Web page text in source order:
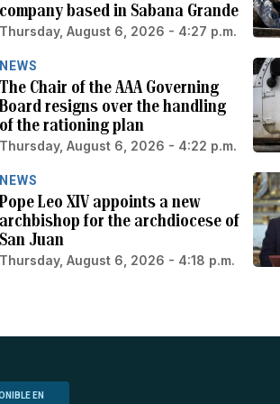
company based in Sabana Grande
Thursday, August 6, 2026 - 4:27 p.m.
NEWS
The Chair of the AAA Governing
Board resigns over the handling
of the rationing plan
Thursday, August 6, 2026 - 4:22 p.m.
NEWS
Pope Leo XIV appoints a new
archbishop for the archdiocese of
San Juan
Thursday, August 6, 2026 - 4:18 p.m.
EN